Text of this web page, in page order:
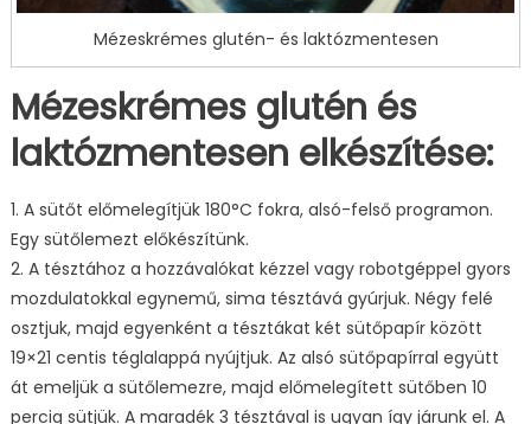
Mézeskrémes glutén- és laktózmentesen
Mézeskrémes glutén és
laktózmentesen elkészítése:
1. A sütőt előmelegítjük 180°C fokra, alsó-felső programon.
Egy sütőlemezt előkészítünk.
2. A tésztához a hozzávalókat kézzel vagy robotgéppel gyors
mozdulatokkal egynemű, sima tésztává gyúrjuk. Négy felé
osztjuk, majd egyenként a tésztákat két sütőpapír között
19×21 centis téglalappá nyújtjuk. Az alsó sütőpapírral együtt
át emeljük a sütőlemezre, majd előmelegített sütőben 10
percig sütjük. A maradék 3 tésztával is ugyan így járunk el. A